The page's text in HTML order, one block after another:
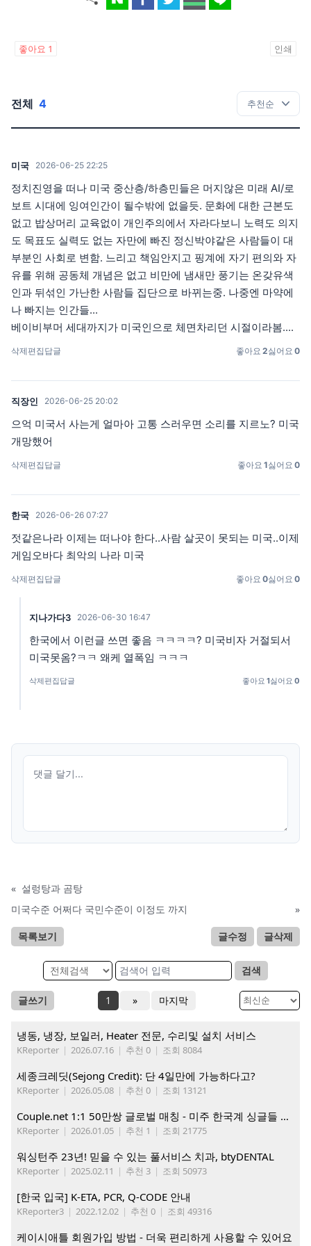
좋아요 1 인쇄
전체 4
미국 2026-06-25 22:25
정치진영을 떠나 미국 중산층/하층민들은 머지않은 미래 AI/로
보트 시대에 잉여인간이 될수밖에 없을듯. 문화에 대한 근본도
없고 밥상머리 교육없이 개인주의에서 자라다보니 노력도 의지
도 목표도 실력도 없는 자만에 빠진 정신박야같은 사람들이 대
부분인 사회로 변함. 느리고 책임안지고 핑계에 자기 편의와 자
유를 위해 공동체 개념은 없고 비만에 냄새만 풍기는 온갖유색
인과 뒤섞인 가난한 사람들 집단으로 바뀌는중. 나중엔 마약에
나 빠지는 인간들...
베이비부머 세대까지가 미국인으로 체면차리던 시절이라봄....
삭제편집 답글 좋아요 2싫어요 0
직장인 2026-06-25 20:02
으억 미국서 사는게 얼마아 고통 스러우면 소리를 지르노? 미국
개망했어
삭제편집 답글 좋아요 1싫어요 0
한국 2026-06-26 07:27
젓같은나라 이제는 떠나야 한다..사람 살곳이 못되는 미국..이제
게임오바다 최악의 나라 미국
삭제편집 답글 좋아요 0싫어요 0
지나가다3 2026-06-30 16:47
한국에서 이런글 쓰면 좋음 ㅋㅋㅋㅋ? 미국비자 거절되서
미국못옴?ㅋㅋ 왜케 열폭임 ㅋㅋㅋ
삭제편집답글 좋아요 1싫어요 0
« 설렁탕과 곰탕
미국수준 어쩌다 국민수준이 이정도 까지
»
목록보기 글수정 글삭제
검색
글쓰기 1 » 마지막
냉동, 냉장, 보일러, Heater 전문, 수리및 설치 서비스
KReporter | 2026.07.16 | 추천 0 | 조회 8084
세종크레딧(Sejong Credit): 단 4일만에 가능하다고?
KReporter | 2026.05.08 | 추천 0 | 조회 13121
Couple.net 1:1 50만쌍 글로벌 매칭 - 미주 한국계 싱글들 모이세요
KReporter | 2026.01.05 | 추천 1 | 조회 21775
워싱턴주 23년! 믿을 수 있는 풀서비스 치과, btyDENTAL
KReporter | 2025.02.11 | 추천 3 | 조회 50973
[한국 입국] K-ETA, PCR, Q-CODE 안내
KReporter3 | 2022.12.02 | 추천 0 | 조회 49316
케이시애틀 회원가입 방법 - 더욱 편리하게 사용할 수 있어요